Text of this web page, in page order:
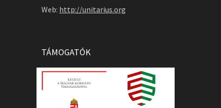
Web: http://unitarius.org
TÁMOGATÓK